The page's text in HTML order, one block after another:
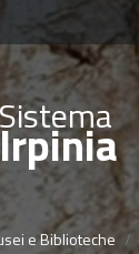
Sistema
Irpinia
e Biblioteche